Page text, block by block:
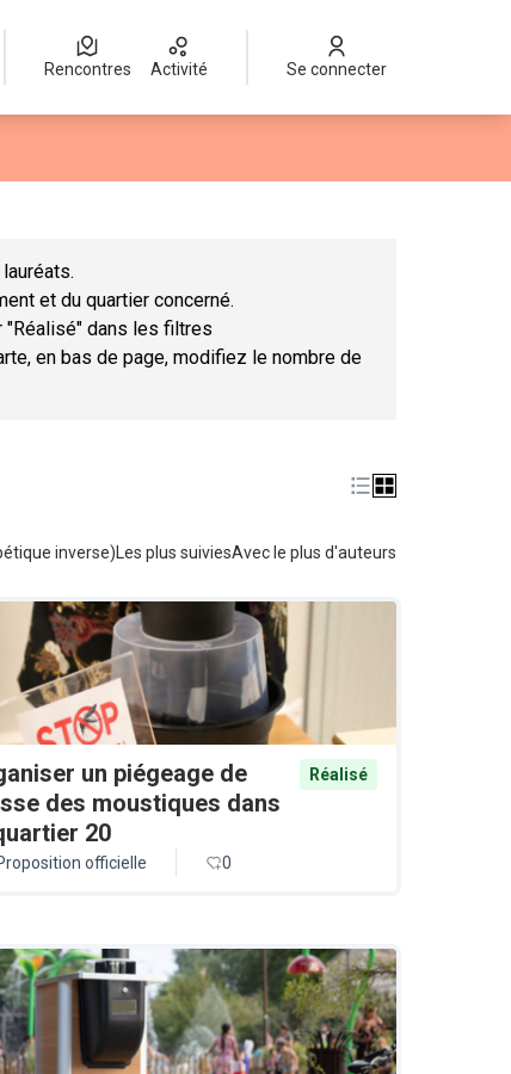
Rencontres Activité Se connecter
et du quartier concerné.
"Réalisé" dans les filtres
en bas de page, modifiez le nombre de
inverse) Les plus suiviesAvec le plus d'auteurs
un piégeage de
des moustiques dans
20
Réalisé
officielle 0